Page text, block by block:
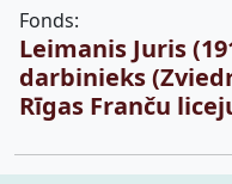
Fonds:
Leimanis Juris
darbinieks
Rīgas Franču